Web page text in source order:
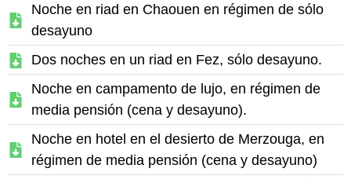
Noche en riad en Chaouen en régimen de sólo
desayuno
Dos noches en un riad en Fez, sólo desayuno.
Noche en campamento de lujo, en régimen de
media pensión (cena y desayuno).
Noche en hotel en el desierto de Merzouga, en
régimen de media pensión (cena y desayuno)